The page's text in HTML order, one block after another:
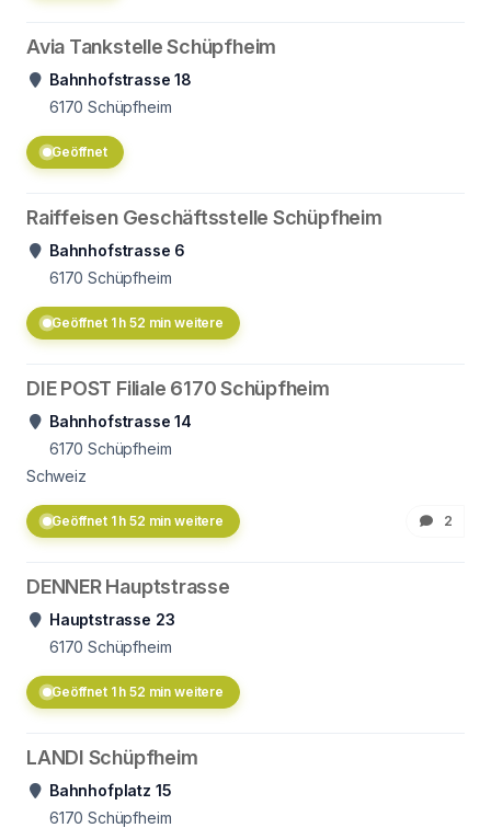
Avia Tankstelle Schüpfheim
Bahnhofstrasse 18
6170 Schüpfheim
Geöffnet
Raiffeisen Geschäftsstelle Schüpfheim
Bahnhofstrasse 6
6170 Schüpfheim
Geöffnet 1 h 52 min weitere
DIE POST Filiale 6170 Schüpfheim
Bahnhofstrasse 14
6170 Schüpfheim
Schweiz
Geöffnet 1 h 52 min weitere 2
DENNER Hauptstrasse
Hauptstrasse 23
6170 Schüpfheim
Geöffnet 1 h 52 min weitere
LANDI Schüpfheim
Bahnhofplatz 15
6170 Schüpfheim